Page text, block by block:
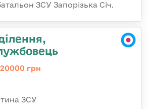
ЗСУ Запорізька Січ.
грн
ЗСУ